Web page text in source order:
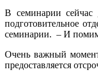
В семинарии сейчас
подготовительное
семинарии. – И
Очень важный момент
предоставляется